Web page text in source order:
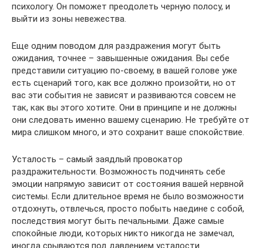
психологу. Он поможет преодолеть черную полосу, и
выйти из зоны невежества.
Еще одним поводом для раздражения могут быть
ожидания, точнее – завышенные ожидания. Вы себе
представили ситуацию по-своему, в вашей голове уже
есть сценарий того, как все должно произойти, но от
вас эти события не зависят и развиваются совсем не
так, как вы этого хотите. Они в принципе и не должны
они следовать именно вашему сценарию. Не требуйте от
мира слишком много, и это сохранит ваше спокойствие.
Усталость – самый заядлый провокатор
раздражительности. Возможность подчинять себе
эмоции напрямую зависит от состояния вашей нервной
системы. Если длительное время не было возможности
отдохнуть, отвлечься, просто побыть наедине с собой,
последствия могут быть печальными. Даже самые
спокойные люди, которых никто никогда не замечал,
иногда срываются под давлением усталости.